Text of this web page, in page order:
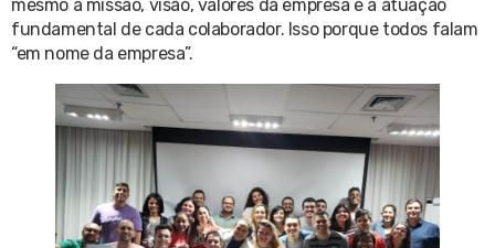
mesmo a missão, visão, valores da empresa e a atuação
fundamental de cada colaborador. Isso porque todos falam
“em nome da empresa”.